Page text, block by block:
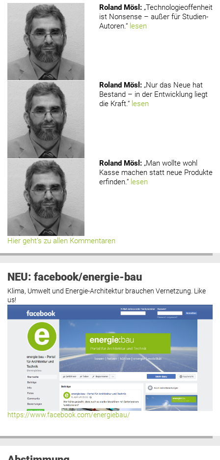
Roland Mösl : „Technologieoffenheit
ist Nonsense – außer für Studien-
Autoren.“ lesen
Roland Mösl : „Nur das Neue hat
Bestand – in der Entwicklung liegt
die Kraft.“ lesen
Roland Mösl : „Man wollte wohl
Kasse machen statt neue Produkte
erfinden.“ lesen
Hier geht’s zu allen Kommentaren
NEU: facebook/energie-bau
Klima, Umwelt und Energie-Architektur brauchen Vernetzung. Like
us!
https://www.facebook.com/energiebau/